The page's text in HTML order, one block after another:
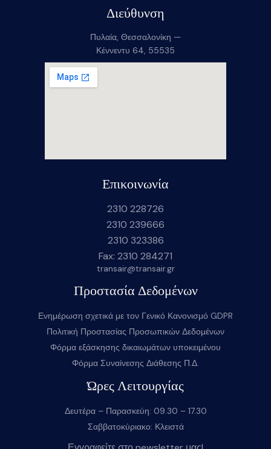
Διεύθυνση
Πυλαία, Θεσσαλονίκη —
Κέννεντυ 64, 55535
Επικοινωνία
2310 228726
2310 239666
2310 323386
Fax: 2310 284271
transair@transair.gr
Προστασία Δεδομένων
Ενημέρωση σχετικά με τον Γενικό Κανονισμό GDPR
Πολιτική Προστασίας Προσωπικών Δεδομένων
Φόρμα εξάσκησης δικαιωμάτων υποκειμένου
Φόρμα Συναίνεσης Διάθεσης Π.Δ.
Ώρες Λειτουργίας
Δευτέρα – Παρασκεύη: 09.30 – 17.30
Σαββατοκύριακο: Κλειστά